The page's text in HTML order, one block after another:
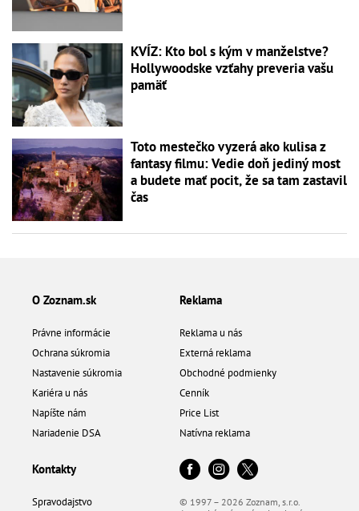
KVÍZ: Kto bol s kým v manželstve?
Hollywoodske vzťahy preveria vašu
pamäť
Toto mestečko vyzerá ako kulisa z
fantasy filmu: Vedie doň jediný most
a budete mať pocit, že sa tam zastavil
čas
O Zoznam.sk
Právne informácie
Ochrana súkromia
Nastavenie súkromia
Kariéra u nás
Napíšte nám
Nariadenie DSA
Reklama
Reklama u nás
Externá reklama
Obchodné podmienky
Cenník
Price List
Natívna reklama
Kontakty
Spravodajstvo © 1997 – 2026 Zoznam, s.r.o.